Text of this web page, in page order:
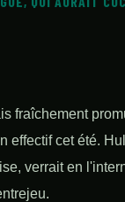
fraîchement
effectif cet été.
verrait en